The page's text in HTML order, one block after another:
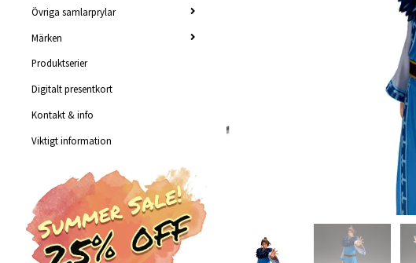
Övriga samlarprylar
Märken
Produktserier
Digitalt presentkort
Kontakt & info
Viktigt information